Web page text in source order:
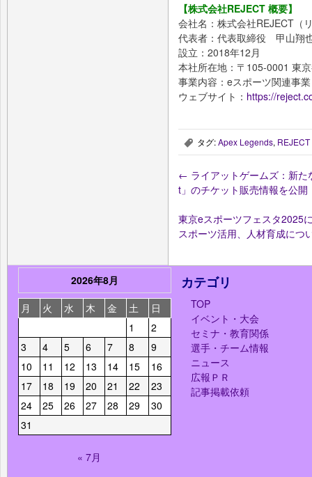
【株式会社REJECT 概要】
会社名：株式会社REJECT（
代表者：代表取締役 甲山翔
設立：2018年12月
本社所在地：〒105-0001 東
事業内容：eスポーツ関連事業
ウェブサイト： https://
, タグ:Apex Legends, REJECT
← ライアットゲームズ：新
t」のチケット販売情報を公開
東京eスポーツフェスタ2025
スポーツ活用、人材育成につ
2026年8月
月
火 水 木 金 土
日
1
2
3
4 5 6 7 8
9
10
11 12 13 14 15
16
17
18 19 20 21 22
23
24
25 26 27 28 29
30
31
« 7月
カテゴリ
TOP
イベント・大会
セミナ・教育関係
選手・チーム情報
ニュース
広報ＰＲ
記事掲載依頼